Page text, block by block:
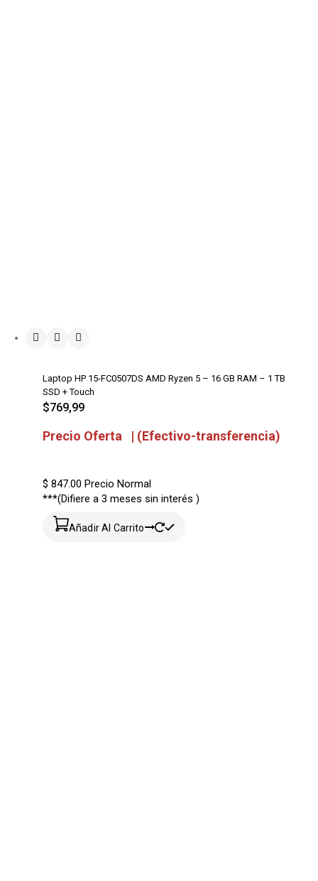
Laptop HP 15-FC0507DS AMD Ryzen 5 – 16 GB RAM – 1 TB
SSD + Touch
$769,99
Precio Oferta | (Efectivo-transferencia)
$ 847.00 Precio Normal
***(Difiere a 3 meses sin interés )
Añadir Al Carrito